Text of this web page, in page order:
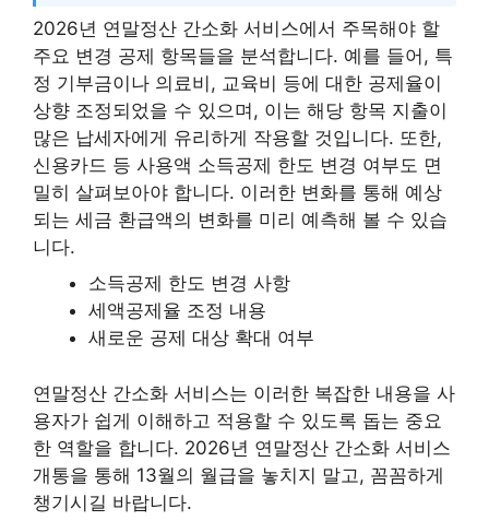
2026년 연말정산 간소화 서비스에서 주목해야 할
주요 변경 공제 항목들을 분석합니다. 예를 들어, 특
정 기부금이나 의료비, 교육비 등에 대한 공제율이
상향 조정되었을 수 있으며, 이는 해당 항목 지출이
많은 납세자에게 유리하게 작용할 것입니다. 또한,
신용카드 등 사용액 소득공제 한도 변경 여부도 면
밀히 살펴보아야 합니다. 이러한 변화를 통해 예상
되는 세금 환급액의 변화를 미리 예측해 볼 수 있습
니다.
소득공제 한도 변경 사항
세액공제율 조정 내용
새로운 공제 대상 확대 여부
연말정산 간소화 서비스는 이러한 복잡한 내용을 사
용자가 쉽게 이해하고 적용할 수 있도록 돕는 중요
한 역할을 합니다. 2026년 연말정산 간소화 서비스
개통을 통해 13월의 월급을 놓치지 말고, 꼼꼼하게
챙기시길 바랍니다.